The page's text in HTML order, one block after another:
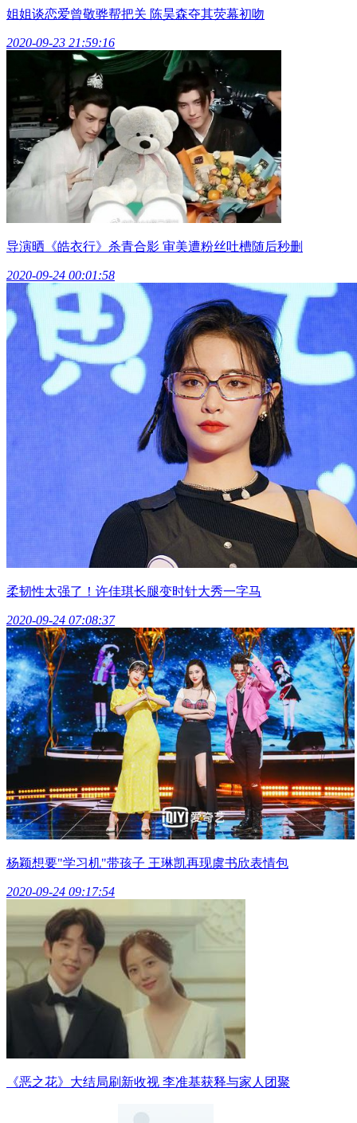
姐姐谈恋爱曾敬骅帮把关 陈昊森夺其荧幕初吻
2020-09-23 21:59:16
导演晒《皓衣行》杀青合影 审美遭粉丝吐槽随后秒删
2020-09-24 00:01:58
柔韧性太强了！许佳琪长腿变时针大秀一字马
2020-09-24 07:08:37
杨颖想要"学习机"带孩子 王琳凯再现虞书欣表情包
2020-09-24 09:17:54
《恶之花》大结局刷新收视 李准基获释与家人团聚